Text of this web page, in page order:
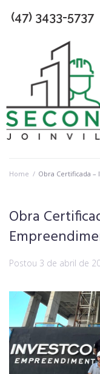
(47) 3433-5737
Home / Obra Certificada
Obra
Postou 3 de abril de